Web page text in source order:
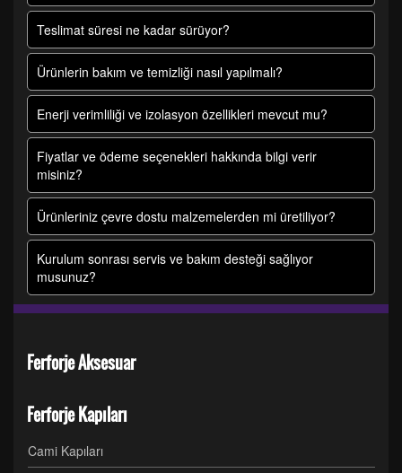
Teslimat süresi ne kadar sürüyor?
Ürünlerin bakım ve temizliği nasıl yapılmalı?
Enerji verimliliği ve izolasyon özellikleri mevcut mu?
Fiyatlar ve ödeme seçenekleri hakkında bilgi verir
misiniz?
Ürünleriniz çevre dostu malzemelerden mi üretiliyor?
Kurulum sonrası servis ve bakım desteği sağlıyor
musunuz?
Ferforje Aksesuar
Ferforje Kapıları
Cami Kapıları